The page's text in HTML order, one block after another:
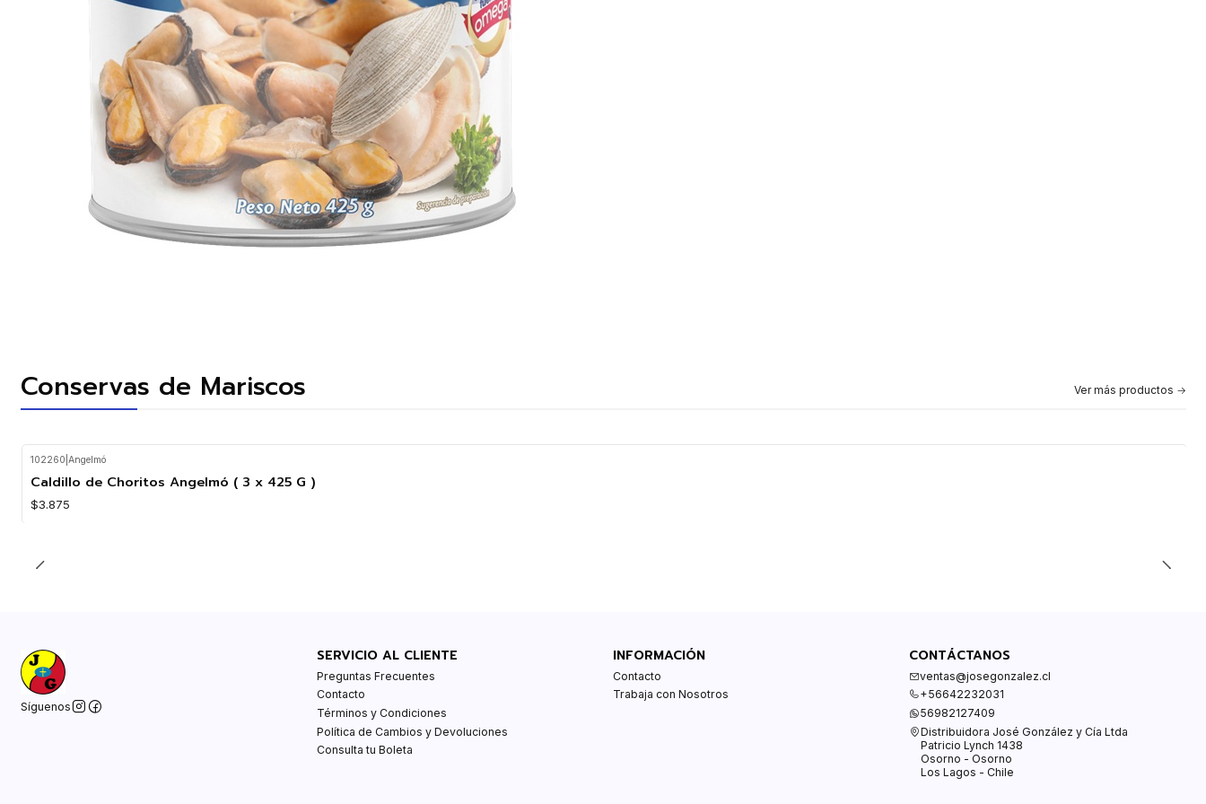
Conservas de Mariscos Ver más productos
102260 Angelmó
Caldillo de Choritos Angelmó ( 3 x 425 G )
$3.875
Síguenos
SERVICIO AL CLIENTE
Preguntas Frecuentes
Contacto
Términos y Condiciones
Política de Cambios y Devoluciones
Consulta tu Boleta
INFORMACIÓN
Contacto
Trabaja con Nosotros
CONTÁCTANOS
ventas@josegonzalez.cl
+56642232031
56982127409
Distribuidora José González y Cía Ltda
Patricio Lynch 1438
Osorno - Osorno
Los Lagos - Chile